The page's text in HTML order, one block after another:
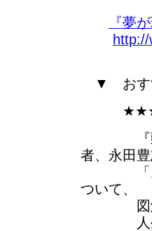
『夢
▼ おす
『頭が
者、永田豊
「お金
ついて、
図解で
人生の